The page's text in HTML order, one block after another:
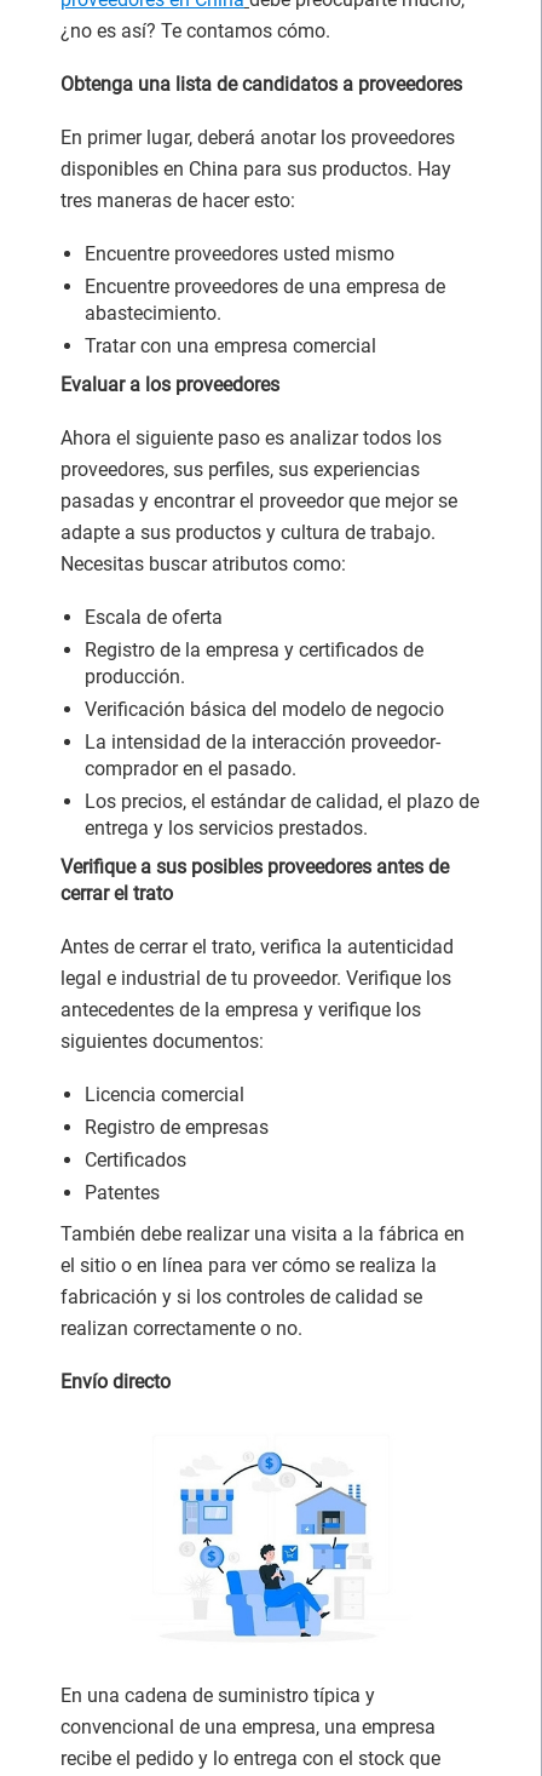
¿no es así? Te contamos cómo.
Obtenga una lista de candidatos a proveedores
En primer lugar, deberá anotar los proveedores
disponibles en China para sus productos. Hay
tres maneras de hacer esto:
Encuentre proveedores usted mismo
Encuentre proveedores de una empresa de
abastecimiento.
Tratar con una empresa comercial
Evaluar a los proveedores
Ahora el siguiente paso es analizar todos los
proveedores, sus perfiles, sus experiencias
pasadas y encontrar el proveedor que mejor se
adapte a sus productos y cultura de trabajo.
Necesitas buscar atributos como:
Escala de oferta
Registro de la empresa y certificados de
producción.
Verificación básica del modelo de negocio
La intensidad de la interacción proveedor-
comprador en el pasado.
Los precios, el estándar de calidad, el plazo de
entrega y los servicios prestados.
Verifique a sus posibles proveedores antes de
cerrar el trato
Antes de cerrar el trato, verifica la autenticidad
legal e industrial de tu proveedor. Verifique los
antecedentes de la empresa y verifique los
siguientes documentos:
Licencia comercial
Registro de empresas
Certificados
Patentes
También debe realizar una visita a la fábrica en
el sitio o en línea para ver cómo se realiza la
fabricación y si los controles de calidad se
realizan correctamente o no.
Envío directo
En una cadena de suministro típica y
convencional de una empresa, una empresa
recibe el pedido y lo entrega con el stock que